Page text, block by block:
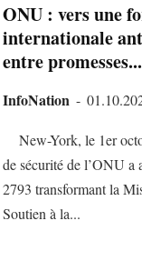
ONU : vers une
internationale
entre promesses...
InfoNation -
New-York, le 1er
de sécurité de l’ONU a
2793 transformant la
Soutien à la...